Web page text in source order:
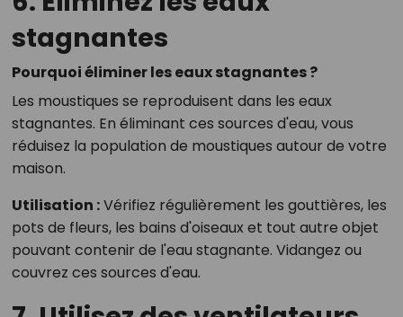
stagnantes
Pourquoi éliminer les eaux stagnantes ?
Les moustiques se reproduisent dans les eaux
stagnantes. En éliminant ces sources d'eau, vous
réduisez la population de moustiques autour de votre
maison.
Utilisation :Vérifiez régulièrement les gouttières, les
pots de fleurs, les bains d'oiseaux et tout autre objet
pouvant contenir de l'eau stagnante. Vidangez ou
couvrez ces sources d'eau.